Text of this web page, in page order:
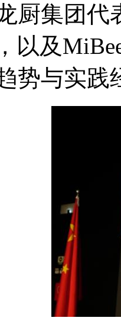
厨集团代
以及
势与实